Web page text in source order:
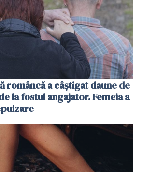
româncă a câștigat daune de
la fostul angajator. Femeia a